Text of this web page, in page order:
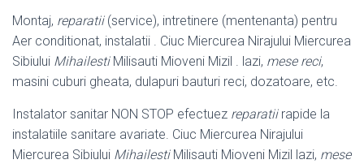
Montaj, reparatii(service), intretinere (mentenanta) pentru
Aer conditionat, instalatii . Ciuc Miercurea Nirajului Miercurea
Sibiului MihailestiMilisauti Mioveni Mizil . lazi, mese reci,
masini cuburi gheata, dulapuri bauturi reci, dozatoare, etc.
Instalator sanitar NON STOP efectuez reparatiirapide la
instalatiile sanitare avariate. Ciuc Miercurea Nirajului
Miercurea Sibiului MihailestiMilisauti Mioveni Mizil lazi, mese